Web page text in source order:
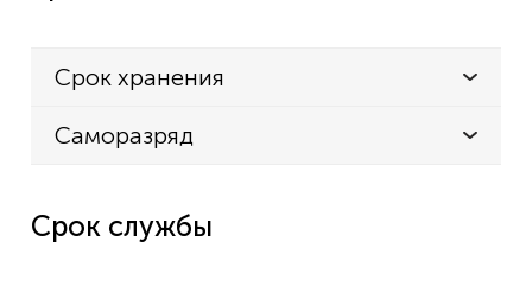
Срок хранения
Саморазряд
Срок службы